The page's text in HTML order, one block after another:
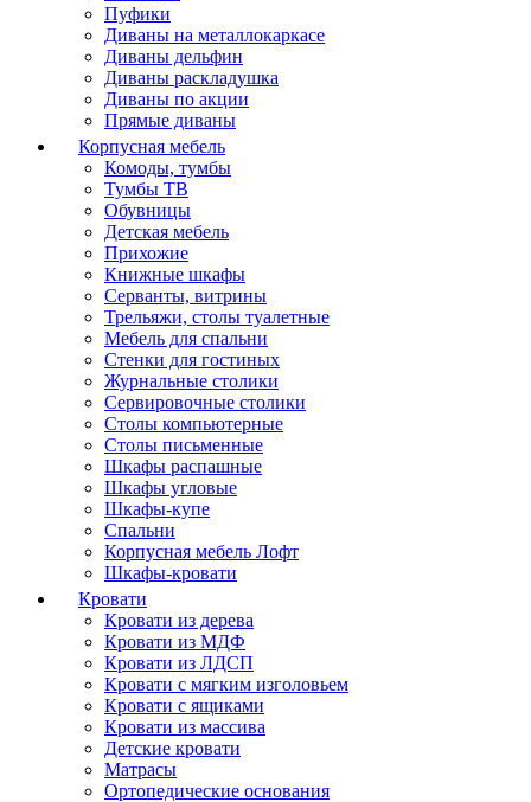
Пуфики
Диваны на металлокаркасе
Диваны дельфин
Диваны раскладушка
Диваны по акции
Прямые диваны
Корпусная мебель
Комоды, тумбы
Тумбы ТВ
Обувницы
Детская мебель
Прихожие
Книжные шкафы
Серванты, витрины
Трельяжи, столы туалетные
Мебель для спальни
Стенки для гостиных
Журнальные столики
Сервировочные столики
Столы компьютерные
Столы письменные
Шкафы распашные
Шкафы угловые
Шкафы-купе
Спальни
Корпусная мебель Лофт
Шкафы-кровати
Кровати
Кровати из дерева
Кровати из МДФ
Кровати из ЛДСП
Кровати с мягким изголовьем
Кровати с ящиками
Кровати из массива
Детские кровати
Матрасы
Ортопедические основания